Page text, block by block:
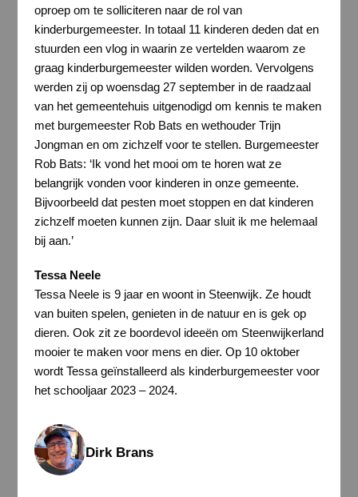
oproep om te solliciteren naar de rol van
kinderburgemeester. In totaal 11 kinderen deden dat en
stuurden een vlog in waarin ze vertelden waarom ze
graag kinderburgemeester wilden worden. Vervolgens
werden zij op woensdag 27 september in de raadzaal
van het gemeentehuis uitgenodigd om kennis te maken
met burgemeester Rob Bats en wethouder Trijn
Jongman en om zichzelf voor te stellen. Burgemeester
Rob Bats: ‘Ik vond het mooi om te horen wat ze
belangrijk vonden voor kinderen in onze gemeente.
Bijvoorbeeld dat pesten moet stoppen en dat kinderen
zichzelf moeten kunnen zijn. Daar sluit ik me helemaal
bij aan.’
Tessa Neele
Tessa Neele is 9 jaar en woont in Steenwijk. Ze houdt
van buiten spelen, genieten in de natuur en is gek op
dieren. Ook zit ze boordevol ideeën om Steenwijkerland
mooier te maken voor mens en dier. Op 10 oktober
wordt Tessa geïnstalleerd als kinderburgemeester voor
het schooljaar 2023 – 2024.
Dirk Brans